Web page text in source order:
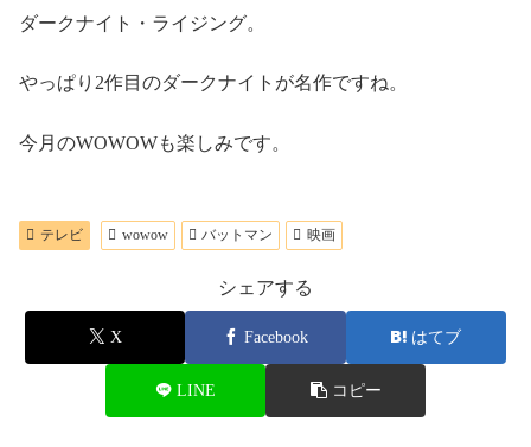
ダークナイト・ライジング。
やっぱり2作目のダークナイトが名作ですね。
今月のWOWOWも楽しみです。
テレビ wowow バットマン 映画
シェアする
X Facebook はてブ
LINE コピー